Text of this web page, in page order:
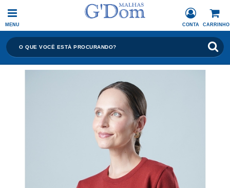
CARRINHO
CONTA
MENU